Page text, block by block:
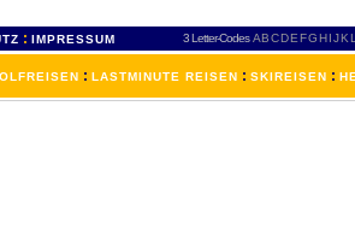
: IMPRESSUM 3 Letter-Codes ABCDEFGH IJKL
: LASTMINUTE REISEN : SKIREISEN :